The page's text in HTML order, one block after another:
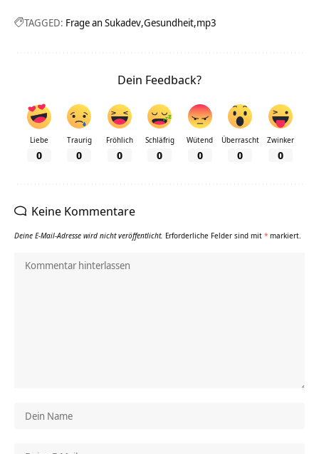
TAGGED: Frage an Sukadev Gesundheit mp3
Dein Feedback?
Liebe
0
Traurig
0
Fröhlich
0
Schläfrig
0
Wütend
0
Überrascht
0
Zwinker
0
Keine Kommentare
Deine E-Mail-Adresse wird nicht veröffentlicht. Erforderliche Felder sind mit * markiert.